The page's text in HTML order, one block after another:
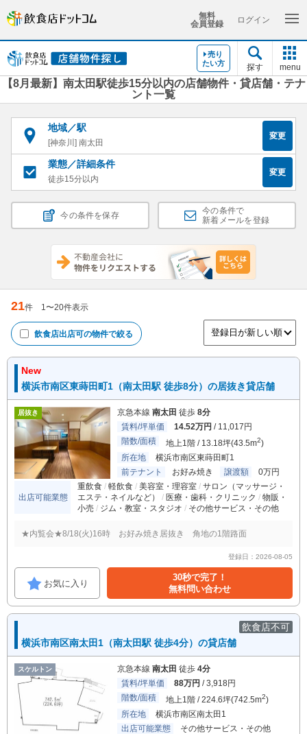
無料
会員登録
ログイン
売り
たい方
探す menu
【8月最新】南太田駅徒歩15分以内の店舗物件・貸店舗・テナ
ント一覧
地域／駅
[神奈川] 南太田
変更
業態／詳細条件
徒歩15分以内
変更
今の条件を保存
今の条件で
新着メールを登録
21件 1〜20件表示
飲食店出店可の物件で絞る
New
横浜市南区東蒔田町1（南太田駅 徒歩8分）の居抜き貸店舗
居抜き 京急本線 南太田 徒歩 8分
賃料/坪単価
14.52万円 / 11,017円
階数/面積
地上1階 / 13.18坪(43.5m2)
所在地
横浜市南区東蒔田町1
前テナント
お好み焼き 譲渡額 0万円
出店可能業態
重飲食 軽飲食 美容室・理容室
サロン（マッサージ・
エステ・ネイルなど）
医療・歯科・クリニック
物販・
小売
ジム・教室・スタジオ その他サービス・その他
★内覧会★8/18(火)16時 お好み焼き居抜き 角地の1階路面
登録日：2026-08-05
お気に入り
30秒で完了！
無料問い合わせ
飲食店不可
横浜市南区南太田1（南太田駅 徒歩4分）の貸店舗
スケルトン 京急本線 南太田 徒歩 4分
賃料/坪単価
88万円 / 3,918円
階数/面積
地上1階 / 224.6坪(742.5m2)
所在地
横浜市南区南太田1
出店可能業態
その他サービス・その他